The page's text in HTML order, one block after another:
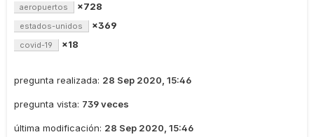
aeropuertos ×728
estados-unidos ×369
covid-19 ×18
pregunta realizada: 28 Sep 2020, 15:46
pregunta vista: 739 veces
última modificación: 28 Sep 2020, 15:46